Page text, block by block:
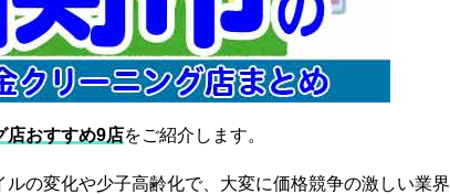
店おすすめ9店をご紹介します。
の変化や少子高齢化で、大変に価格競争の激しい業界